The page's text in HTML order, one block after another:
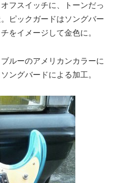
フスイッチに、トーンだっ
ピックガードはソングバー
をイメージして金色に。
ルーのアメリカンカラーに
ングバードによる加工。